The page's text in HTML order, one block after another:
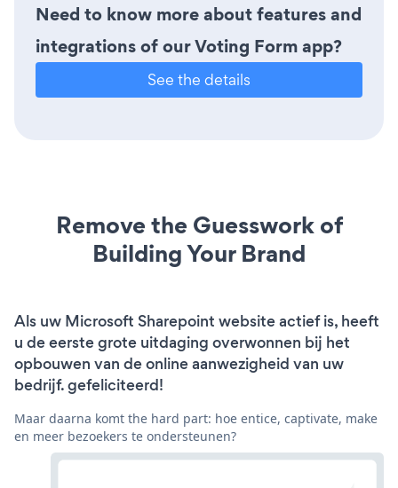
Need to know more about features and
integrations of our Voting Form app?
See the details
Remove the Guesswork of
Building Your Brand
Als uw Microsoft Sharepoint website actief is, heeft
u de eerste grote uitdaging overwonnen bij het
opbouwen van de online aanwezigheid van uw
bedrijf. gefeliciteerd!
Maar daarna komt the hard part: hoe entice, captivate, make
en meer bezoekers te ondersteunen?